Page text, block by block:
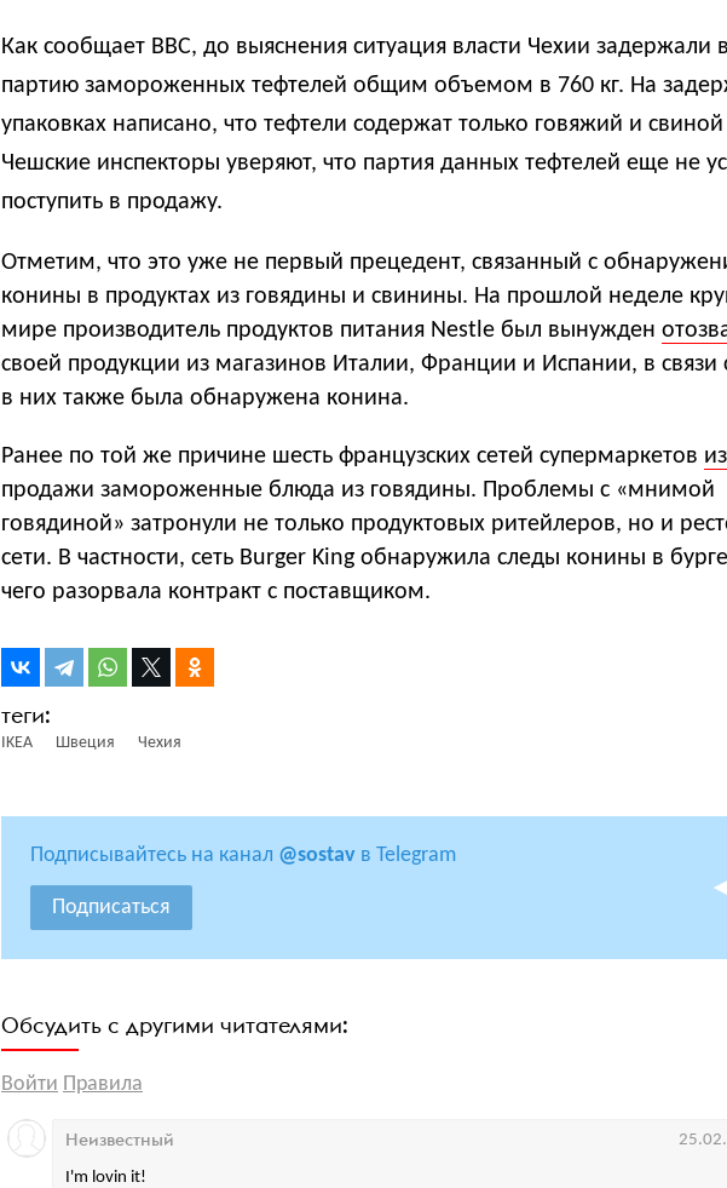
Как сообщает BBC, до выяснения ситуация власти Чехии задержали
партию замороженных тефтелей общим объемом в 760 кг. На
упаковках написано, что тефтели содержат только говяжий и
Чешские инспекторы уверяют, что партия данных тефтелей еще не
поступить в продажу.
Отметим, что это уже не первый прецедент, связанный с
конины в продуктах из говядины и свинины. На прошлой неделе
мире производитель продуктов питания Nestle был вынужден
своей продукции из магазинов Италии, Франции и Испании, в связи
в них также была обнаружена конина.
Ранее по той же причине шесть французских сетей супермаркетов
продажи замороженные блюда из говядины. Проблемы с «мнимой
говядиной» затронули не только продуктовых ритейлеров, но и
сети. В частности, сеть Burger King обнаружила следы конины в
чего разорвала контракт с поставщиком.
IKEA Швеция Чехия
Подписывайтесь на канал @sostav в Telegram
Подписаться
Обсудить с другими читателями:
Войти Правила
I'm lovin it!
Неизвестный